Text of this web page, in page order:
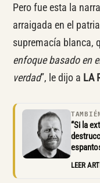
Pero fue esta la
arraigada en el
supremacía blanca,
enfoque basado en
verdad”, le dijo a LA
“Si la
LEER